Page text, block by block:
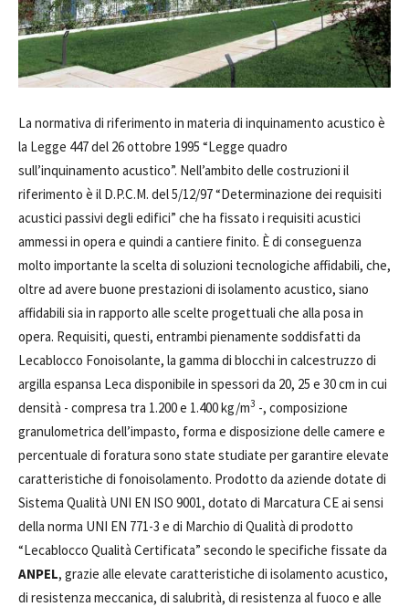
La normativa di riferimento in materia di inquinamento acustico è
la Legge 447 del 26 ottobre 1995 “Legge quadro
sull’inquinamento acustico”. Nell’ambito delle costruzioni il
riferimento è il D.P.C.M. del 5/12/97 “Determinazione dei requisiti
acustici passivi degli edifici” che ha fissato i requisiti acustici
ammessi in opera e quindi a cantiere finito. È di conseguenza
molto importante la scelta di soluzioni tecnologiche affidabili, che,
oltre ad avere buone prestazioni di isolamento acustico, siano
affidabili sia in rapporto alle scelte progettuali che alla posa in
opera. Requisiti, questi, entrambi pienamente soddisfatti da
Lecablocco Fonoisolante, la gamma di blocchi in calcestruzzo di
argilla espansa Leca disponibile in spessori da 20, 25 e 30 cm in cui
densità - compresa tra 1.200 e 1.400 kg/m3 -, composizione
granulometrica dell’impasto, forma e disposizione delle camere e
percentuale di foratura sono state studiate per garantire elevate
caratteristiche di fonoisolamento. Prodotto da aziende dotate di
Sistema Qualità UNI EN ISO 9001, dotato di Marcatura CE ai sensi
della norma UNI EN 771-3 e di Marchio di Qualità di prodotto
“Lecablocco Qualità Certificata” secondo le specifiche fissate da
ANPEL, grazie alle elevate caratteristiche di isolamento acustico,
di resistenza meccanica, di salubrità, di resistenza al fuoco e alle